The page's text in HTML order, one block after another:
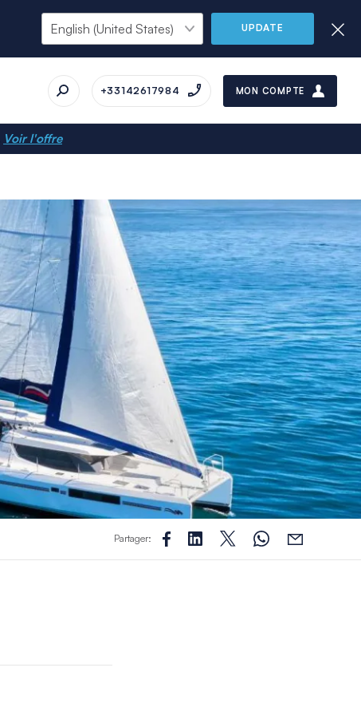
UPDATE
+33142617984 MON COMPTE
Voir l'offre
Partager: